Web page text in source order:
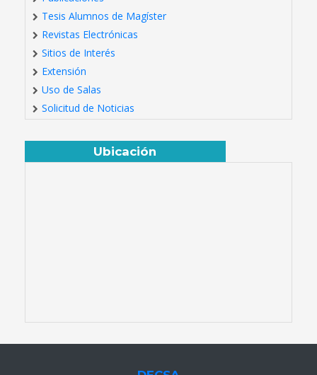
Tesis Alumnos de Magíster
Revistas Electrónicas
Sitios de Interés
Extensión
Uso de Salas
Solicitud de Noticias
Ubicación